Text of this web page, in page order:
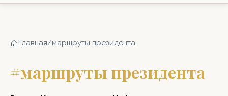
Главная/маршруты президента
#маршруты президента